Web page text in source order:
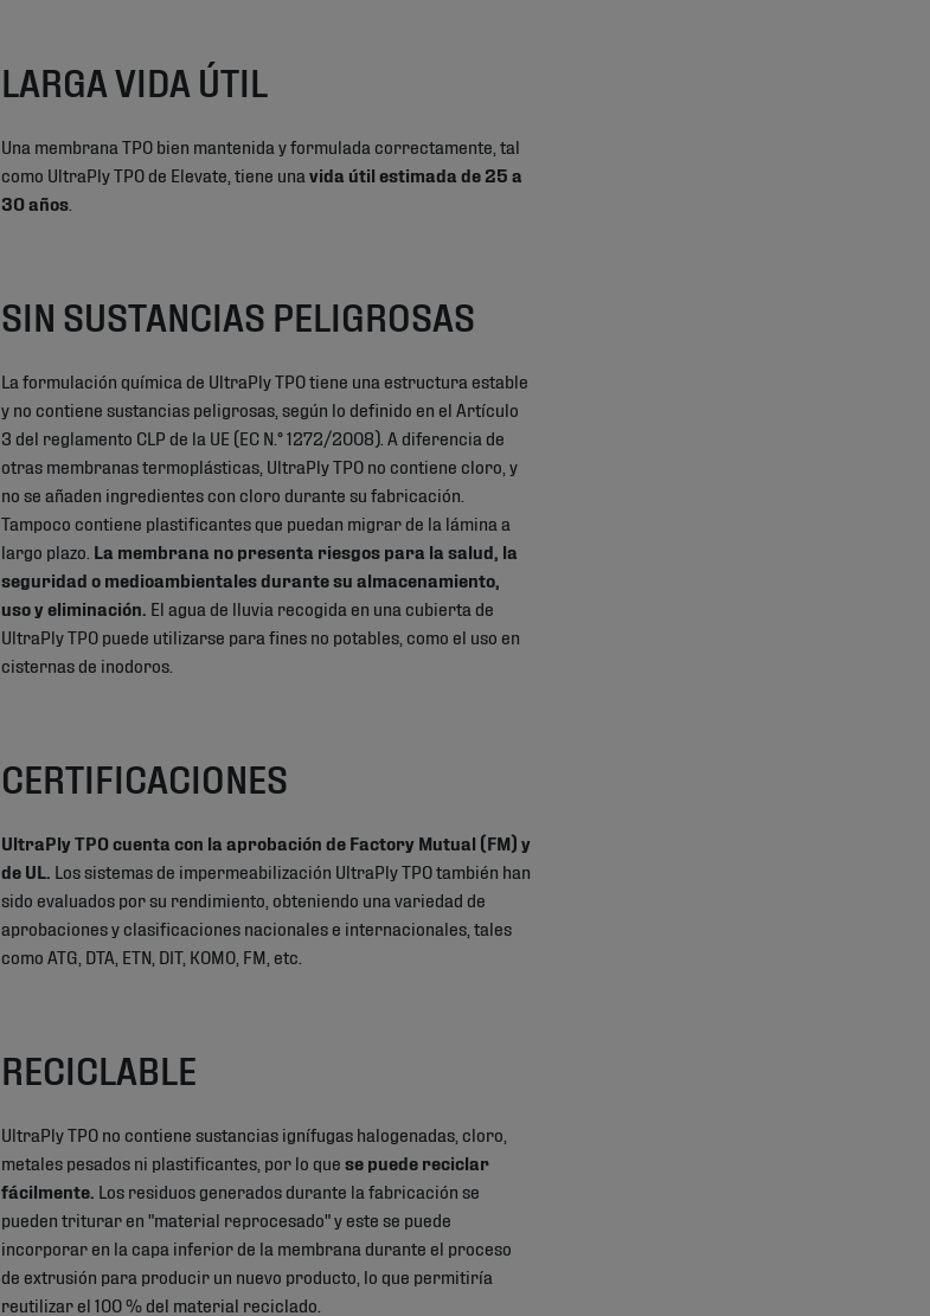
LARGA VIDA ÚTIL
Una membrana TPO bien mantenida y formulada correctamente, tal
como UltraPly TPO de Elevate, tiene una vida útil estimada de 25 a
30 años
SIN SUSTANCIAS PELIGROSAS
La formulación química de UltraPly TPO tiene una estructura estable
y no contiene sustancias peligrosas, según lo definido en el Artículo
3 del reglamento CLP de la UE (EC N.° 1272/2008). A diferencia de
otras membranas termoplásticas, UltraPly TPO no contiene cloro, y
no se añaden ingredientes con cloro durante su fabricación.
Tampoco contiene plastificantes que puedan migrar de la lámina a
largo plazo. La membrana no presenta riesgos para la salud, la
seguridad o medioambientales durante su almacenamiento,
uso y eliminación. El agua de lluvia recogida en una cubierta de
UltraPly TPO puede utilizarse para fines no potables, como el uso en
cisternas de inodoros.
CERTIFICACIONES
UltraPly TPO cuenta con la aprobación de Factory Mutual (FM) y
de UL.
Los sistemas de impermeabilización UltraPly TPO también han
sido evaluados por su rendimiento, obteniendo una variedad de
aprobaciones y clasificaciones nacionales e internacionales, tales
como ATG, DTA, ETN, DIT, KOMO, FM, etc.
RECICLABLE
UltraPly TPO no contiene sustancias ignífugas halogenadas, cloro,
metales pesados ni plastificantes, por lo que se puede reciclar
fácilmente. Los residuos generados durante la fabricación se
pueden triturar en "material reprocesado" y este se puede
incorporar en la capa inferior de la membrana durante el proceso
de extrusión para producir un nuevo producto, lo que permitiría
reutilizar el 100 % del material reciclado.